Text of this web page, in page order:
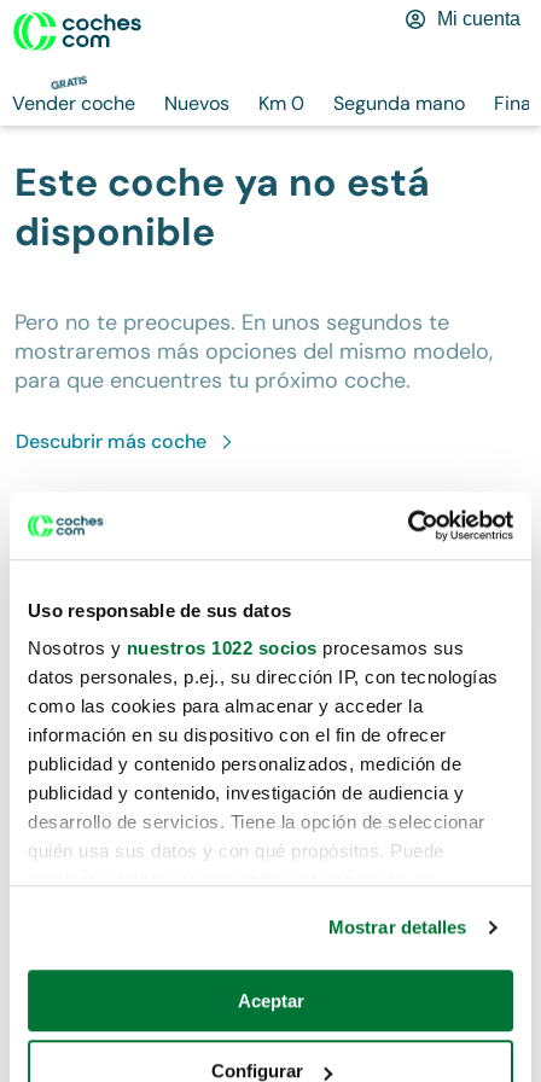
Uso responsable de sus datos
Nosotros y nuestros 1022 socios procesamos sus
datos personales, p.ej., su dirección IP, con tecnologías
como las cookies para almacenar y acceder la
información en su dispositivo con el fin de ofrecer
publicidad y contenido personalizados, medición de
publicidad y contenido, investigación de audiencia y
desarrollo de servicios. Tiene la opción de seleccionar
quién usa sus datos y con qué propósitos. Puede
Si lo permite, también quisiéramos:
Recopilar información sobre su ubicación geográfica
Mostrar detalles
Aceptar
Configurar
GRATIS
Vender coche Nuevos Km 0 Segunda mano
Mi cuenta
Este coche ya no está
disponible
Pero no te preocupes. En unos segundos te
mostraremos más opciones del mismo modelo,
para que encuentres tu próximo coche.
Descubrir máscoche